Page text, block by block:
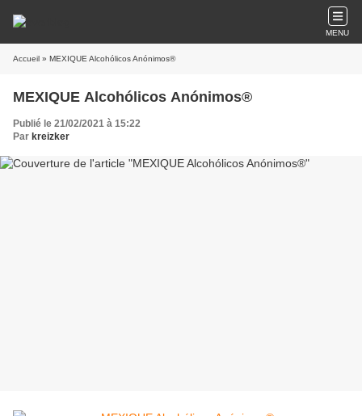
MENU
Accueil » MEXIQUE Alcohólicos Anónimos®
MEXIQUE Alcohólicos Anónimos®
Publié le 21/02/2021 à 15:22
Par kreizker